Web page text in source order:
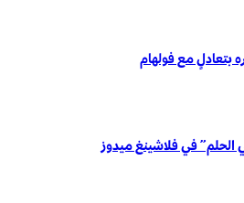
بتعادلٍ مع فولهام
الحلم” في فلاشينغ ميدوز